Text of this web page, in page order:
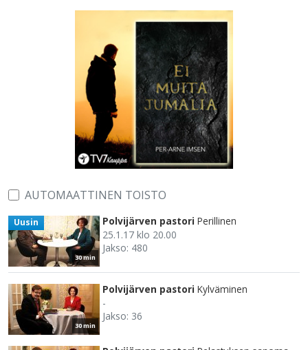
AUTOMAATTINEN TOISTO
30 min
Uusin Polvijärven pastori Perillinen
25.1.17 klo 20.00
Jakso: 480
30 min
Polvijärven pastori Kylväminen
-
Jakso: 36